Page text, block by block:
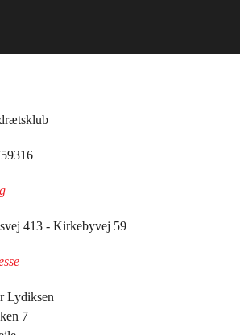
413 - Kirkebyvej 59
Lydiksen
7